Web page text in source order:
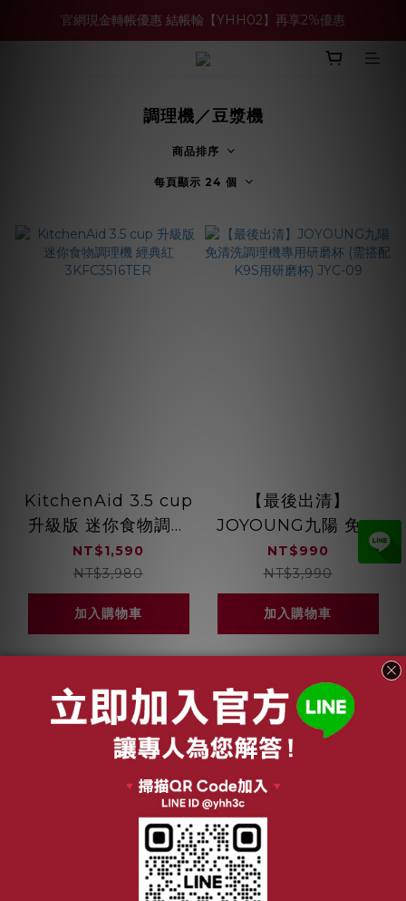
買多件家電找強老闆，比百貨公司更划算 >>
官網現金轉帳優惠 結帳輸【YHH02】再享2%優惠
買多件家電找強老闆，比百貨公司更划算 >>
調理機／豆漿機
商品排序
每頁顯示 24 個
KitchenAid 3.5 cup
升級版 迷你食物調理
機 經典紅
3KFC3516TER
NT$1,590
NT$3,980
加入購物車
【最後出清】
JOYOUNG九陽 免清
洗調理機專用研磨杯
(需搭配K9S用研磨杯)
JYC-09
NT$990
NT$3,990
加入購物車